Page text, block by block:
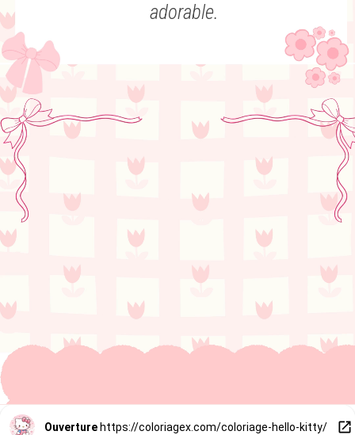
adorable.
Ouverture https://coloriagex.com/coloriage-hello-kitty/